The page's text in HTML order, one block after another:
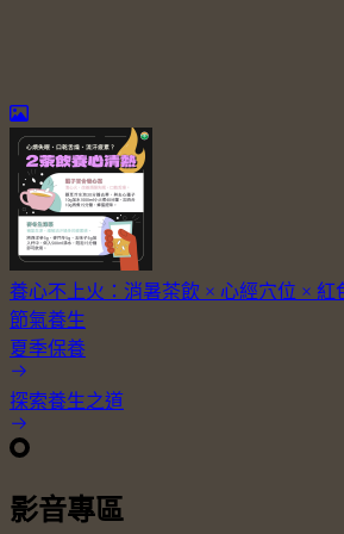
養心不上火：消暑茶飲 × 心經穴位 × 紅
節氣養生
夏季保養
探索養生之道
影音專區